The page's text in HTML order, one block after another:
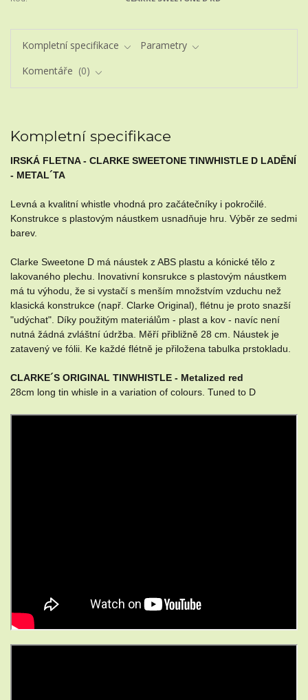
Kompletní specifikace
Parametry
Komentáře
0
Kompletní specifikace
IRSKÁ FLETNA - CLARKE SWEETONE TINWHISTLE D LADĚNÍ
- METAL´TA
Levná a kvalitní whistle vhodná pro začátečníky i pokročilé.
Konstrukce s plastovým náustkem usnadňuje hru. Výběr ze sedmi
barev.
Clarke Sweetone D má náustek z ABS plastu a kónické tělo z
lakovaného plechu. Inovativní konsrukce s plastovým náustkem
má tu výhodu, že si vystačí s menším množstvím vzduchu než
klasická konstrukce (např. Clarke Original), flétnu je proto snazší
"udýchat". Díky použitým materiálům - plast a kov - navíc není
nutná žádná zvláštní údržba. Měří přibližně 28 cm. Náustek je
zatavený ve fólii. Ke každé flétně je přiložena tabulka prstokladu.
CLARKE´S ORIGINAL TINWHISTLE - Metalized red
28cm long tin whisle in a variation of colours. Tuned to D